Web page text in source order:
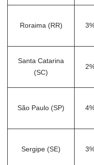
Roraima (RR)
Santa Catarina
(SC)
São Paulo (SP)
Sergipe (SE)